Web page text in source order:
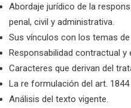
Abordaje jurídico de la
penal, civil y administrativa.
Sus vínculos con los temas
Responsabilidad contractual y
Caracteres que derivan del
La re formulación del art.
Análisis del texto vigente.